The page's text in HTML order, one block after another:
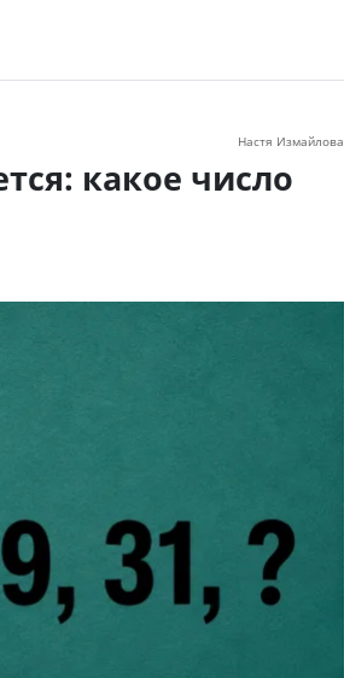
Настя Измайлова
какое число